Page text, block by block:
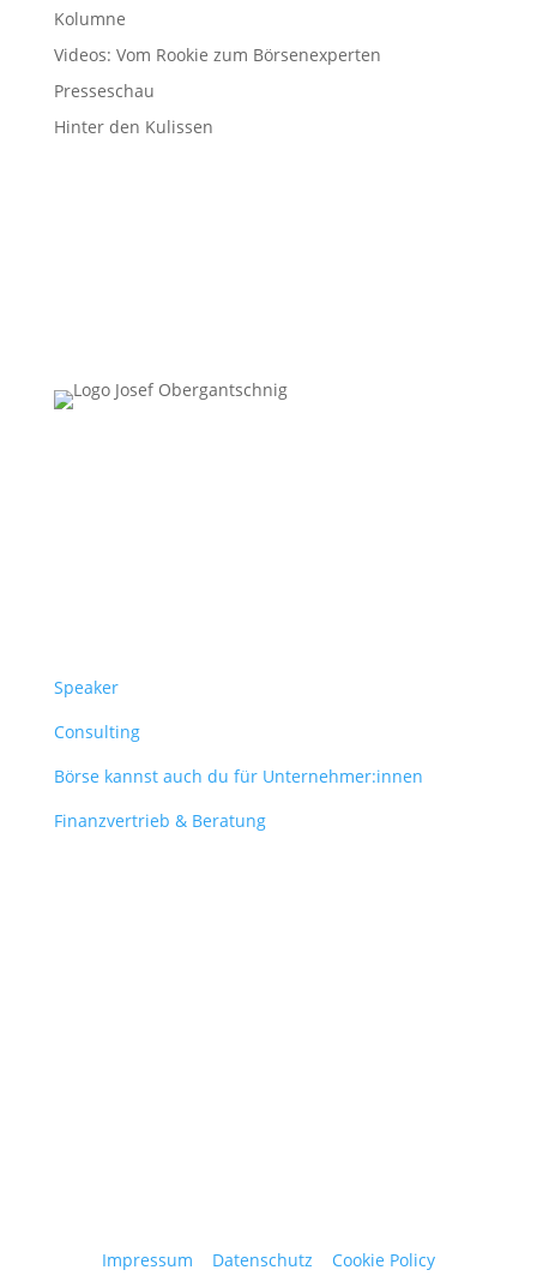
Kolumne
Videos: Vom Rookie zum Börsenexperten
Presseschau
Hinter den Kulissen
Speaker
Consulting
Börse kannst auch du für Unternehmer:innen
Finanzvertrieb & Beratung
Impressum Datenschutz Cookie Policy